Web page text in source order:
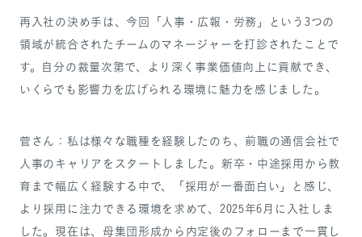
再入社の決め手は、今回「人事・広報・労務」という3つの
領域が統合されたチームのマネージャーを打診されたことで
す。自分の裁量次第で、より深く事業価値向上に貢献でき、
いくらでも影響力を広げられる環境に魅力を感じました。
菅さん：私は様々な職種を経験したのち、前職の通信会社で
人事のキャリアをスタートしました。新卒・中途採用から教
育まで幅広く経験する中で、「採用が一番面白い」と感じ、
より採用に注力できる環境を求めて、2025年6月に入社しま
した。現在は、母集団形成から内定後のフォローまで一貫し